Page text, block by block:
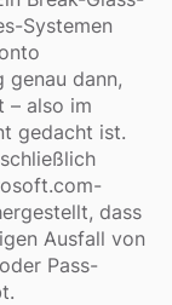
Systemen
dann,
– also im
gedacht ist.
dass
Ausfall von
Pass-